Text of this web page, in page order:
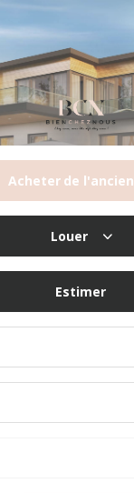
Acheter de l'ancien
Louer
Estimer